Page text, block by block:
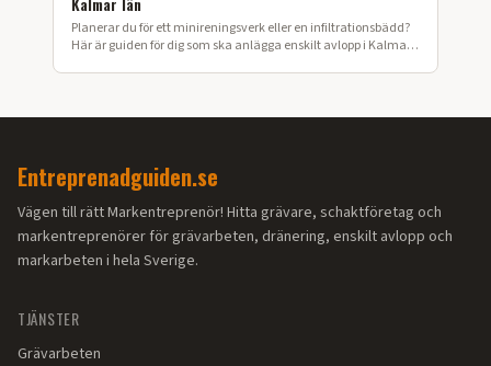
Planerar du för ett minireningsverk eller en infiltrationsbädd?
Här är guiden för dig som ska anlägga enskilt avlopp i Kalmar
Entreprenadguiden.se
Vägen till rätt Markentreprenör! Hitta grävare, schaktföretag och
markentreprenörer för grävarbeten, dränering, enskilt avlopp och
markarbeten i hela Sverige.
TJÄNSTER
Grävarbeten